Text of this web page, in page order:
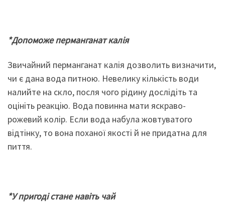
*Допоможеперманганат калія
Звичайний перманганат калія дозволить визначити,
чи є дана вода питною. Невелику кількість води
налийте на скло, посля чого рідину дослідіть та
оцініть реакцію. Вода повинна мати яскраво-
рожевий колір. Если вода набула жовтуватого
відтінку, то вона поханої якості й не придатна для
пиття.
*У пригоді стане навіть чай